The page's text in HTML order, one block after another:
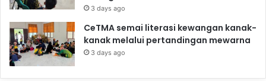
3 days ago
CeTMA semai literasi kewangan kanak-
kanak melalui pertandingan mewarna
3 days ago